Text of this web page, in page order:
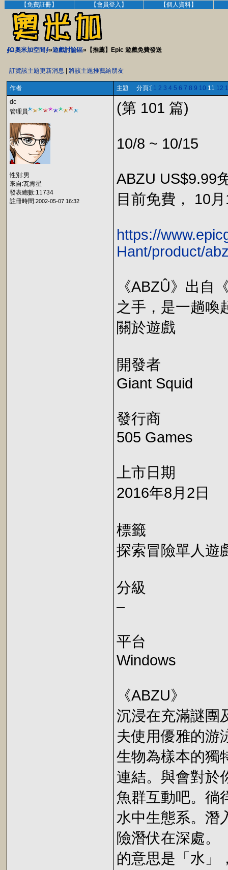
【免費註冊】 【會員登入】 【個人資料】
∮Ω奧米加空間∮»遊戲討論區»【推薦】Epic 遊戲免費發送
訂覽該主題更新消息 將該主題推薦給朋友
作者 主題 分頁:[ 1 2 3 4 5 6 7 8 9 10 11 12
dc
管理員
性別:男
來自:瓦肯星
發表總數:11734
註冊時間:2002-05-07 16:32
(第 101 篇)
10/8 ~ 10/15
ABZU US$9.99
目前免費， 10
https://
Hant/product/
《ABZÛ》出自
之手，是一趟喚
關於遊戲
開發者
Giant Squid
發行商
505 Games
上市日期
2016年8月2日
標籤
探索冒險單人遊
分級
–
平台
Windows
《ABZU》
沉浸在充滿謎團
夫使用優雅的游
生物為樣本的獨
連結。與會對於
魚群互動吧。徜
水中生態系。潛
險潛伏在深處。
的意思是「水」